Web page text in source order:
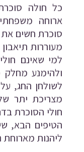
כל חולה
ארוחה
סוכרת חשים את
מעוררות
למי שאינם
ולהימנע
לשולחן החג,
מצריכת יתר
חולי הסוכרת
הטיפים הבא,
ליהנות